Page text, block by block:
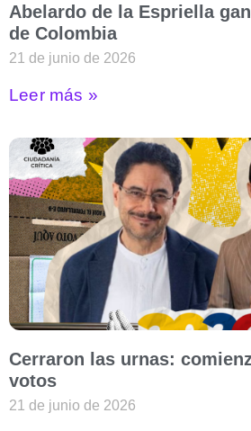
Abelardo de la Espriella
de Colombia
21 de junio de 2026
Leer más »
Cerraron las urnas:
votos
21 de junio de 2026